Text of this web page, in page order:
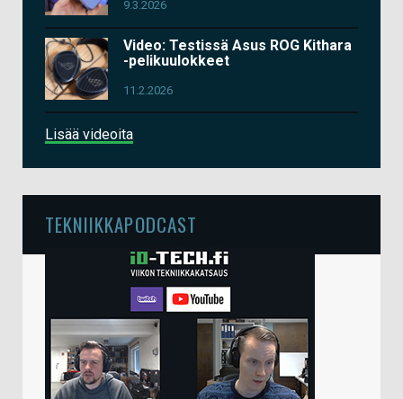
9.3.2026
Video: Testissä Asus ROG Kithara
-pelikuulokkeet
11.2.2026
Lisää videoita
TEKNIIKKAPODCAST